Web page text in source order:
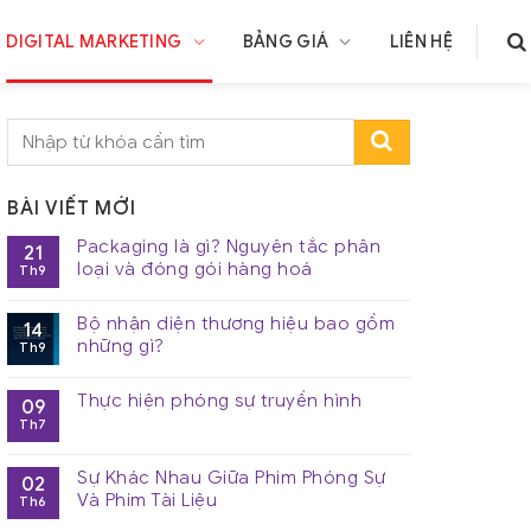
DIGITAL MARKETING BẢNG GIÁ LIÊN HỆ
BÀI VIẾT MỚI
21
Th9
Packaging là gì? Nguyên tắc phân
loại và đóng gói hàng hoá
14
Th9
Bộ nhận diện thương hiệu bao gồm
những gì?
09
Th7
Thực hiện phóng sự truyền hình
02
Th6
Sự Khác Nhau Giữa Phim Phóng Sự
Và Phim Tài Liệu